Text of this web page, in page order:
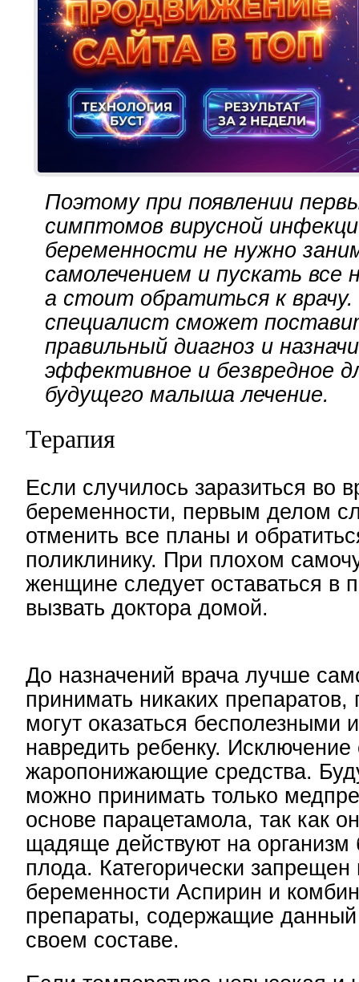
Поэтому при появлении
симптомов вирусной
беременности не нужно
самолечением и пускать все
а стоит обратиться к врачу.
специалист сможет
правильный диагноз и
эффективное и безвредное
будущего малыша лечение.
Терапия
Если случилось заразиться во
беременности, первым делом
отменить все планы и
поликлинику. При плохом
женщине следует оставаться в
вызвать доктора домой.
До назначений врача лучше
принимать никаких препаратов,
могут оказаться бесполезными
навредить ребенку. Исключение
жаропонижающие средства.
можно принимать только
основе парацетамола, так как
щадяще действуют на организм
плода. Категорически
беременности Аспирин и
препараты, содержащие
своем составе.